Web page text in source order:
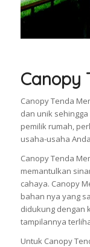
Canopy
Canopy Tenda
dan unik
pemilik rumah,
usaha-usaha
Canopy Tenda
memantulkan
cahaya. Canopy
bahan nya yang
didukung dengan
tampilannya
Untuk Canopy